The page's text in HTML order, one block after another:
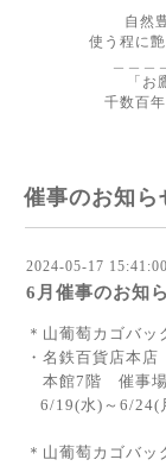
自然
使う程に
「
千数百
催事のお知ら
2024-05-17 15:41:00
6月催事のお知
＊山葡萄カゴバッ
・名鉄百貨店本店
本館7階 催事場
6/19(水)～6/24(
＊山葡萄カゴバッ